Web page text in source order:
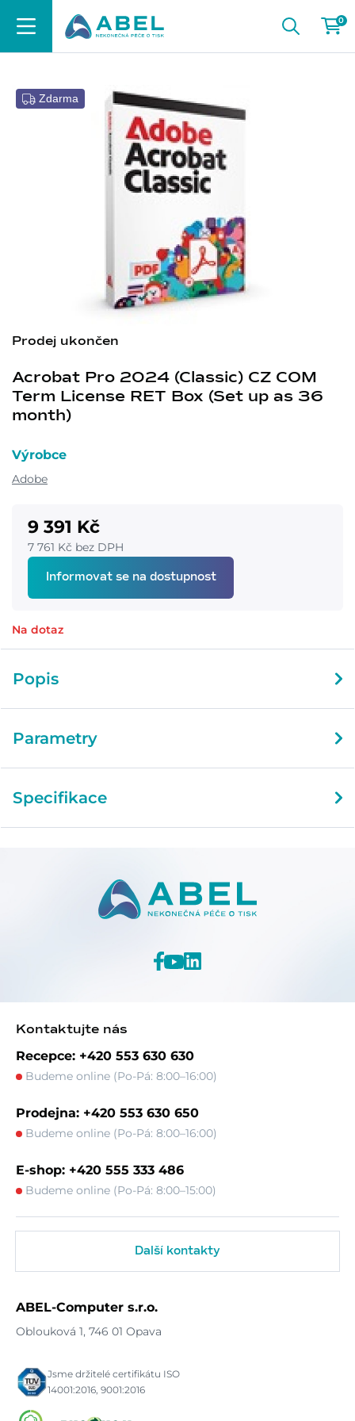
0
Zdarma
Prodej ukončen
Acrobat Pro 2024 (Classic) CZ COM
Term License RET Box (Set up as 36
month)
Výrobce
Adobe
9 391 Kč
7 761 Kč bez DPH
Informovat se na dostupnost
Na dotaz
Popis
Parametry
Specifikace
Kontaktujte nás
Recepce: +420 553 630 630
Budeme online (Po-Pá: 8:00–16:00)
Prodejna: +420 553 630 650
Budeme online (Po-Pá: 8:00–16:00)
E-shop: +420 555 333 486
Budeme online (Po-Pá: 8:00–15:00)
Další kontakty
ABEL-Computer s.r.o.
Oblouková 1, 746 01 Opava
Jsme držitelé certifikátu ISO
14001:2016, 9001:2016